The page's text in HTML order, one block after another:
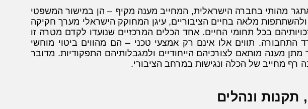
אתגר מהותי בחברה הישראלית, המחייב מענה מקיף – הן במישור המשפטי
ולהשתתפות מלאה בחיים הציבוריים, עיגן המחוקק הישראלי מערך חקיקה
בכל תחומי החיים. אחד הכלים המרכזיים שנועדו לקדם מטרה זו
התחבורה. תווים אלו אינם רק אמצעי טכני – הם מהווים ביטוי מוחשי
מענה מותאם לצורכיהם הייחודיים ולמגבלותיהם התפקודיות. מדובר
רף מחייב של הכלה ונגישות במרחב הציבורי.
תקנות ונהלים